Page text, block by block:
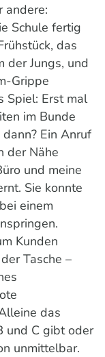
andere:
Schule fertig
das
der Jungs, und
Grippe
Spiel: Erst mal
im Bunde
Ein Anruf
der Nähe
und meine
Sie konnte
einem
Kunden
Tasche –
das
und C gibt oder
unmittelbar.